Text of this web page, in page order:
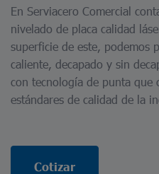
En Serviacero Comercial
nivelado de placa calidad
superficie de este, podemos
caliente, decapado y sin
con tecnología de punta que
estándares de calidad de la
Cotizar